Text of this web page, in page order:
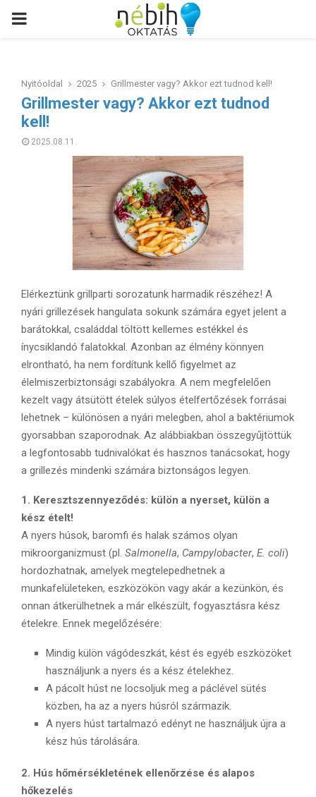
PRIMARY
Nyitóoldal 2025 Grillmester vagy? Akkor ezt tudnod kell!
Grillmester vagy? Akkor ezt tudnod
kell!
2025.08.11.
Elérkeztünk grillparti sorozatunk harmadik részéhez! A
nyári grillezések hangulata sokunk számára egyet jelent a
barátokkal, családdal töltött kellemes estékkel és
ínycsiklandó falatokkal. Azonban az élmény könnyen
elrontható, ha nem fordítunk kellő figyelmet az
élelmiszerbiztonsági szabályokra. A nem megfelelően
kezelt vagy átsütött ételek súlyos ételfertőzések forrásai
lehetnek – különösen a nyári melegben, ahol a baktériumok
gyorsabban szaporodnak. Az alábbiakban összegyűjtöttük
a legfontosabb tudnivalókat és hasznos tanácsokat, hogy
a grillezés mindenki számára biztonságos legyen.
1. Keresztszennyeződés: külön a nyerset, külön a
kész ételt!
A nyers húsok, baromfi és halak számos olyan
mikroorganizmust (pl. Salmonella, Campylobacter, E. coli)
hordozhatnak, amelyek megtelepedhetnek a
munkafelületeken, eszközökön vagy akár a kezünkön, és
onnan átkerülhetnek a már elkészült, fogyasztásra kész
ételekre. Ennek megelőzésére:
Mindig külön vágódeszkát, kést és egyéb eszközöket
használjunk a nyers és a kész ételekhez.
A pácolt húst ne locsoljuk meg a páclével sütés
közben, ha az a nyers húsról származik.
A nyers húst tartalmazó edényt ne használjuk újra a
kész hús tárolására.
2. Hús hőmérsékletének ellenőrzése és alapos
hőkezelés